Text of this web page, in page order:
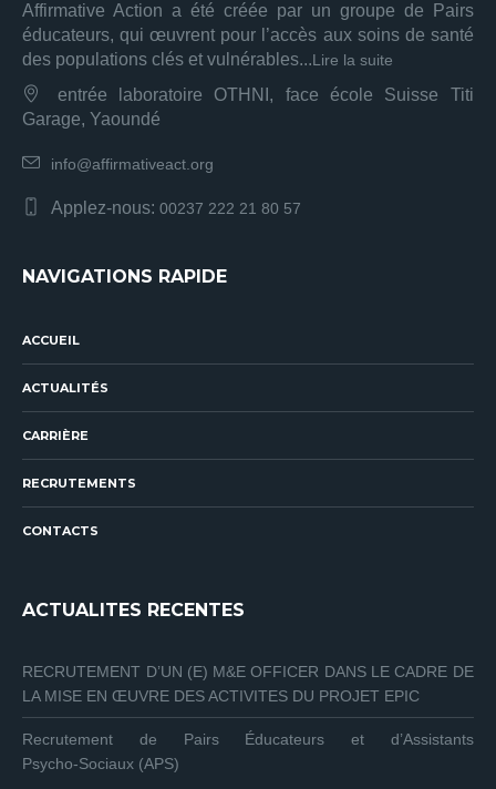
Affirmative Action a été créée par un groupe de Pairs
éducateurs, qui œuvrent pour l’accès aux soins de santé
des populations clés et vulnérables...Lire la suite
entrée laboratoire OTHNI, face école Suisse Titi
Garage, Yaoundé
info@affirmativeact.org
Applez-nous:00237 222 21 80 57
NAVIGATIONS RAPIDE
ACCUEIL
ACTUALITÉS
CARRIÈRE
RECRUTEMENTS
CONTACTS
ACTUALITES RECENTES
RECRUTEMENT D’UN (E) M&E OFFICER DANS LE CADRE DE
LA MISE EN ŒUVRE DES ACTIVITES DU PROJET EPIC
Recrutement de Pairs Éducateurs et d’Assistants
Psycho‑Sociaux (APS)